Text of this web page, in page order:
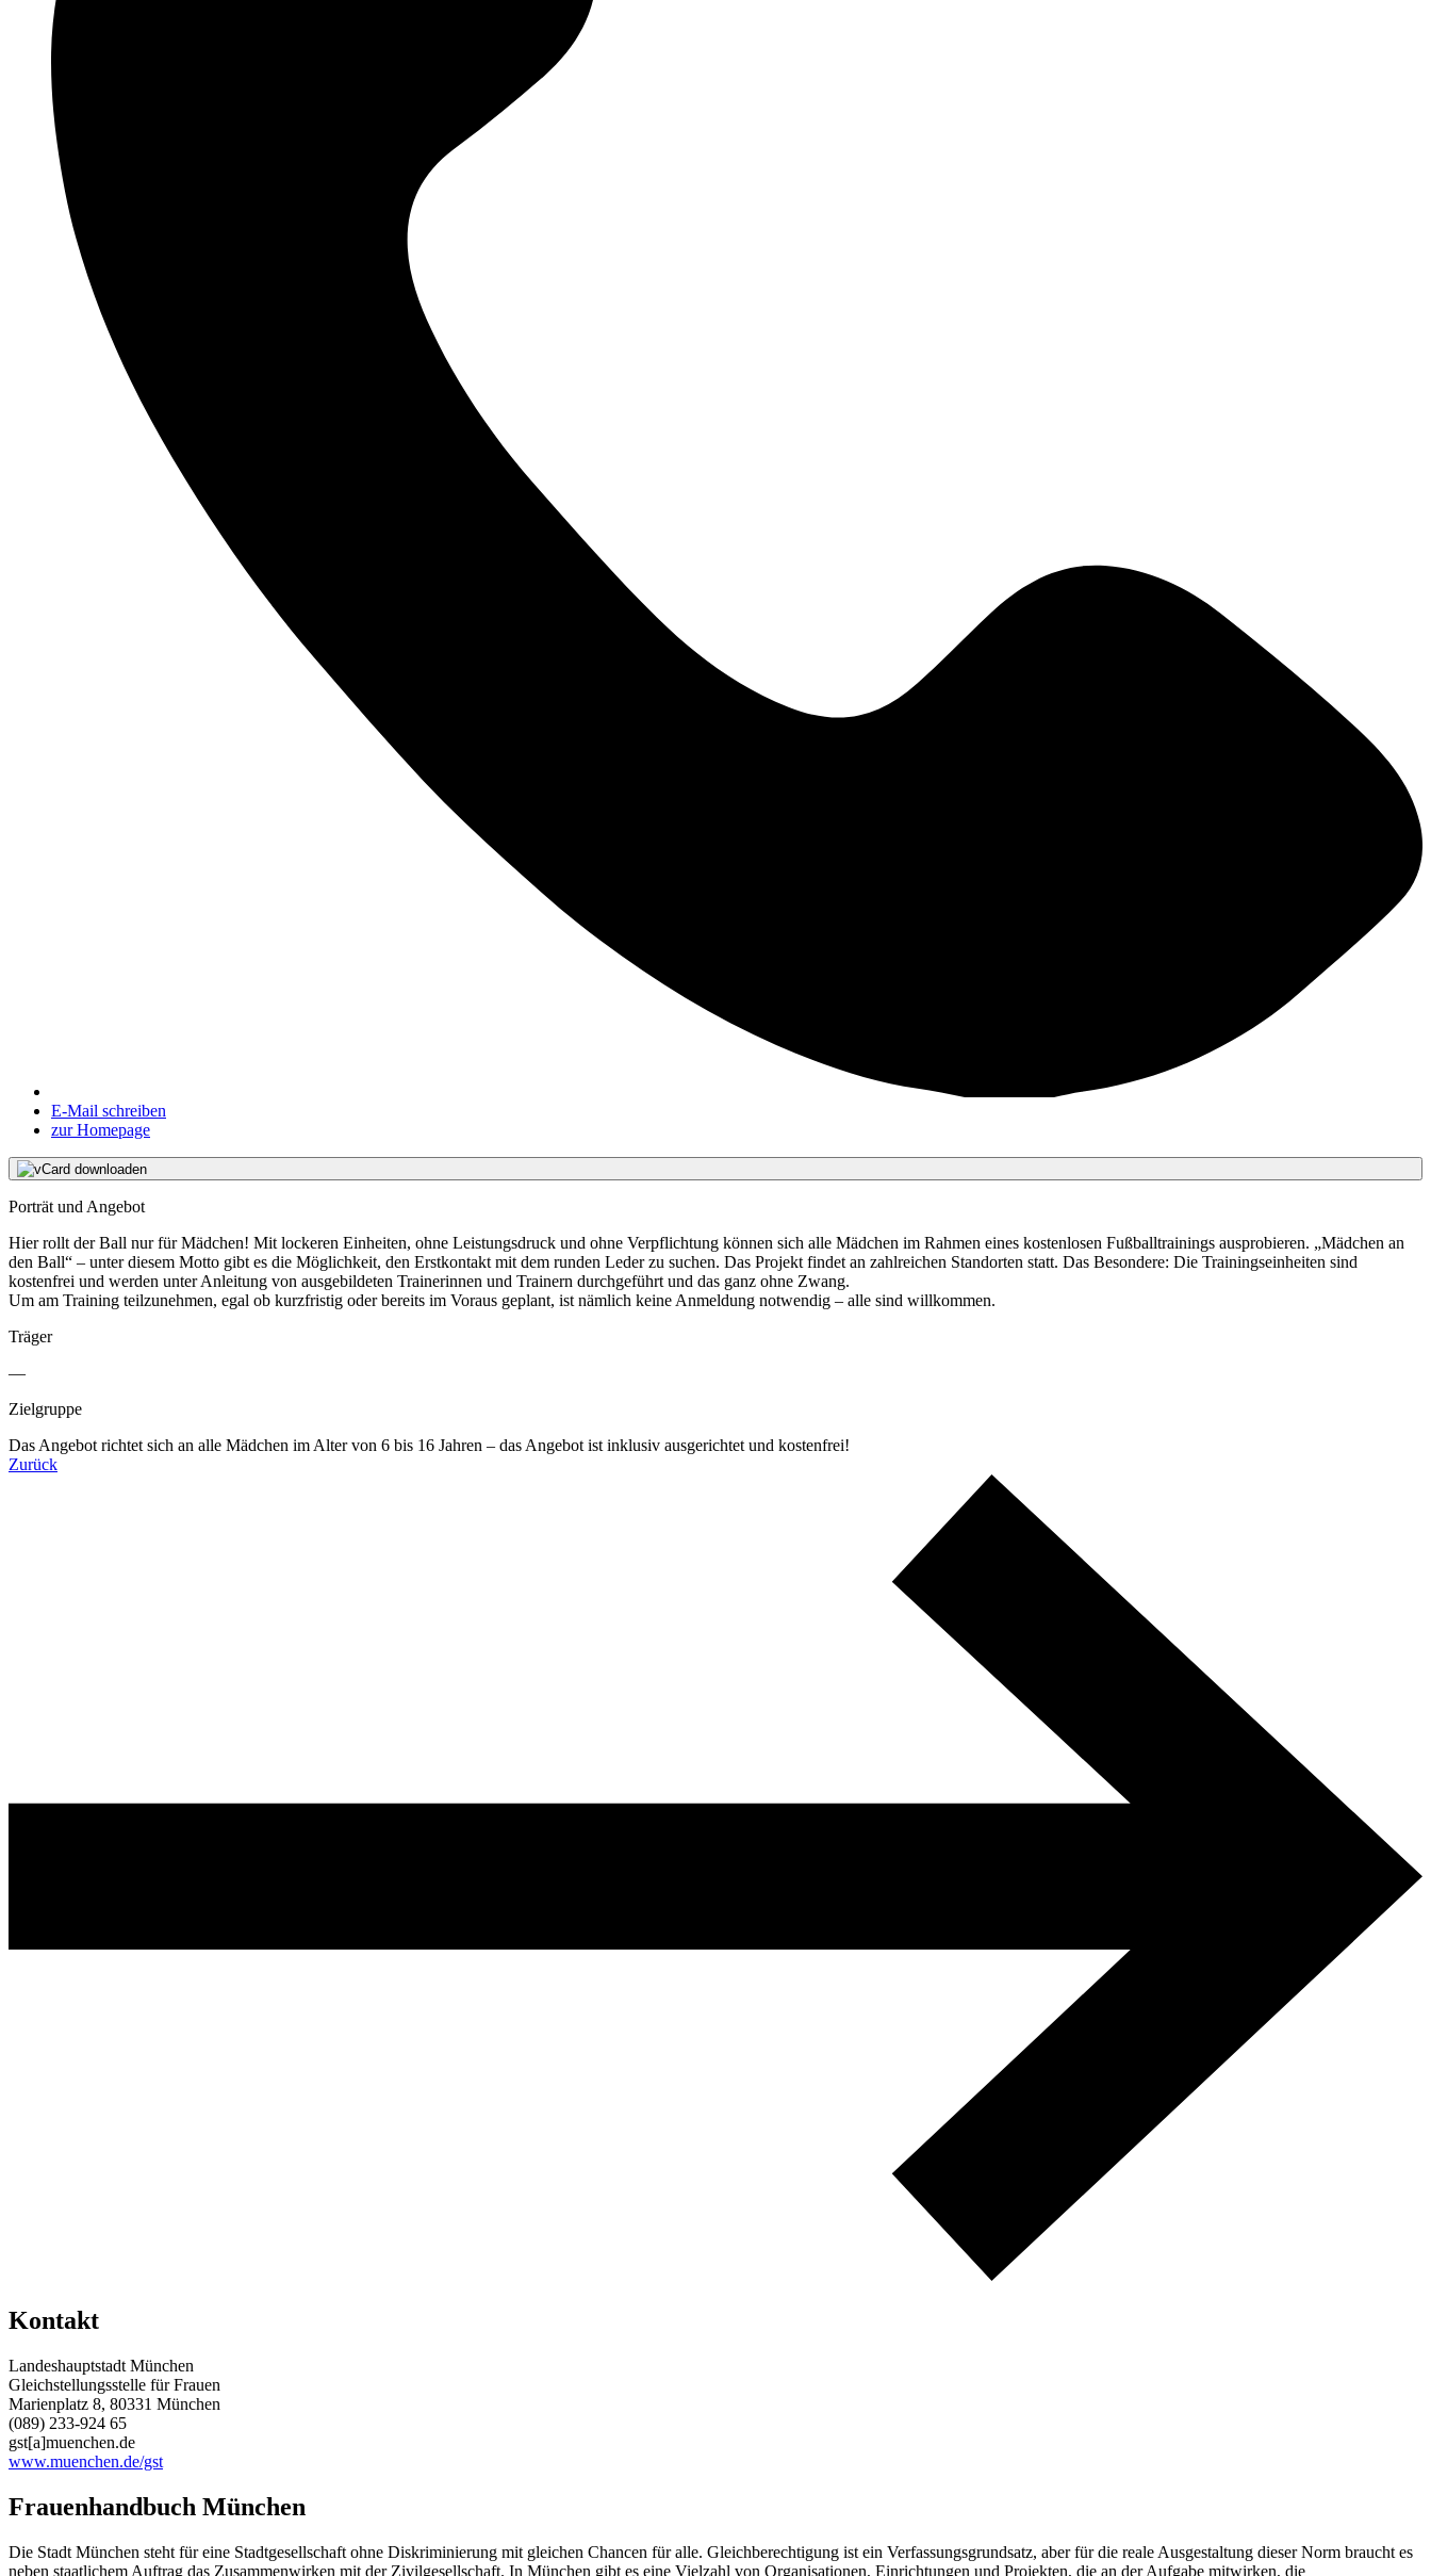
E-Mail schreiben
zur Homepage
vCard downloaden
Porträt und Angebot
Hier rollt der Ball nur für Mädchen! Mit lockeren Einheiten, ohne Leistungsdruck und ohne Verpflichtung können sich alle Mädchen im Rahmen eines kostenlosen Fußballtrainings ausprobieren. „Mädchen an
den Ball“ – unter diesem Motto gibt es die Möglichkeit, den Erstkontakt mit dem runden Leder zu suchen. Das Projekt findet an zahlreichen Standorten statt. Das Besondere: Die Trainingseinheiten sind
kostenfrei und werden unter Anleitung von ausgebildeten Trainerinnen und Trainern durchgeführt und das ganz ohne Zwang.
Um am Training teilzunehmen, egal ob kurzfristig oder bereits im Voraus geplant, ist nämlich keine Anmeldung notwendig – alle sind willkommen.
Träger
—
Zielgruppe
Das Angebot richtet sich an alle Mädchen im Alter von 6 bis 16 Jahren – das Angebot ist inklusiv ausgerichtet und kostenfrei!
Zurück
Kontakt
Landeshauptstadt München
Gleichstellungsstelle für Frauen
Marienplatz 8, 80331 München
(089) 233-924 65
gst[a]muenchen.de
www.muenchen.de/gst
Frauenhandbuch München
Die Stadt München steht für eine Stadtgesellschaft ohne Diskriminierung mit gleichen Chancen für alle. Gleichberechtigung ist ein Verfassungsgrundsatz, aber für die reale Ausgestaltung dieser Norm braucht es
neben staatlichem Auftrag das Zusammenwirken mit der Zivilgesellschaft. In München gibt es eine Vielzahl von Organisationen, Einrichtungen und Projekten, die an der Aufgabe mitwirken, die